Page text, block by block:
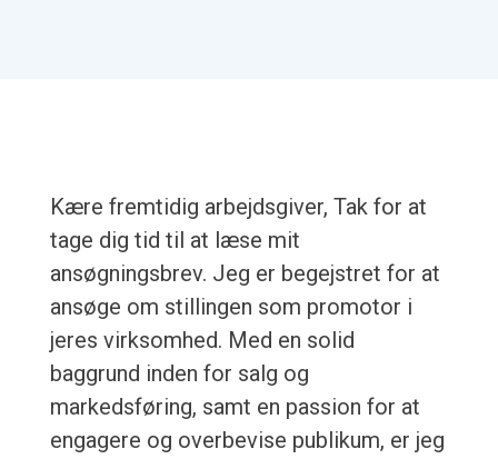
Kære fremtidig arbejdsgiver, Tak for at
tage dig tid til at læse mit
ansøgningsbrev. Jeg er begejstret for at
ansøge om stillingen som promotor i
jeres virksomhed. Med en solid
baggrund inden for salg og
markedsføring, samt en passion for at
engagere og overbevise publikum, er jeg